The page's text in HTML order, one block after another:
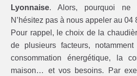
Lyonnaise. Alors, pourquoi
N’hésitez pas à nous appeler au 04
Pour rappel, le choix de la
de plusieurs facteurs,
consommation énergétique, la
maison… et vos besoins. Par